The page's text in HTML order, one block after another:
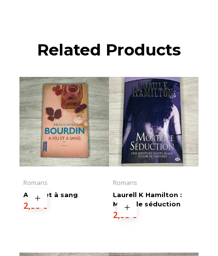
Related Products
Romans
A feu et à sang
2,00€
Romans
Laurell K Hamilton :
Mortelle séduction
2,00€